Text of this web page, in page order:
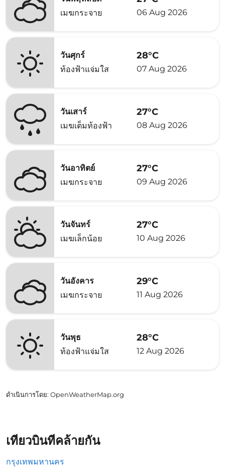
เมฆกระจาย
06 Aug 2026
วันศุกร์
ท้องฟ้าแจ่มใส
28°C
07 Aug 2026
วันเสาร์
เมฆเต็มท้องฟ้า
27°C
08 Aug 2026
วันอาทิตย์
เมฆกระจาย
27°C
09 Aug 2026
วันจันทร์
เมฆเล็กน้อย
27°C
10 Aug 2026
วันอังคาร
เมฆกระจาย
29°C
11 Aug 2026
วันพุธ
ท้องฟ้าแจ่มใส
28°C
12 Aug 2026
ดำเนินการโดย: OpenWeatherMap.org
เที่ยวบินที่คล้ายกัน
กรุงเทพมหานคร